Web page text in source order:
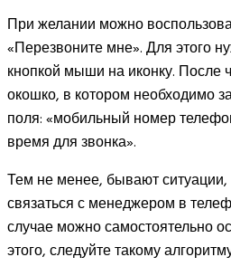
При желании можно
«Перезвоните мне». Для этого
кнопкой мыши на иконку. После
окошко, в котором необходимо
поля: «мобильный номер
время для звонка».
Тем не менее, бывают ситуации,
связаться с менеджером в
случае можно самостоятельно
этого, следуйте такому